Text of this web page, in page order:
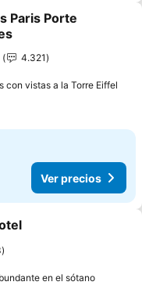
a favoritos
Paris Porte
4.321
con vistas a la Torre Eiffel
Ver precios
a favoritos
en el sótanoVer